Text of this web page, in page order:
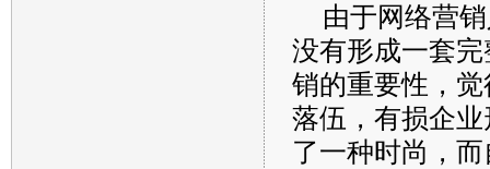
由于网络营销
没有形成一套
销的重要性，
落伍，有损企
了一种时尚，